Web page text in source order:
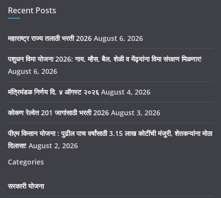
Recent Posts
महाराष्ट्र राज्य तलाठी भरती 2026 August 6, 2026
पशुधन विमा योजना 2026: गाय, म्हैस, बैल, शेळी व मेंढ्यांना विमा संरक्षण मिळणार!
August 6, 2026
मंत्रिमंडळ निर्णय दि. ४ ऑगस्ट २०२६ August 4, 2026
कोकण रेल्वेत 201 जागांसाठी भरती 2026 August 3, 2026
पीएम किसान योजना : पुढील पाच वर्षांसाठी 3.15 लाख कोटींची मंजुरी, शेतकऱ्यांना मोठा
दिलासा! August 2, 2026
Categories
सरकारी योजना